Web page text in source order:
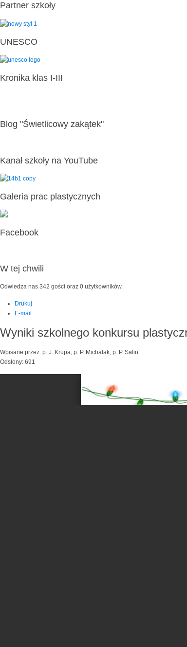
Partner szkoły
UNESCO
Kronika klas I-III
Blog "Świetlicowy zakątek"
Kanał szkoły na YouTube
Galeria prac plastycznych
Facebook
W tej chwili
Odwiedza nas 342 gości oraz 0 użytkowników.
Drukuj
E-mail
Wyniki szkolnego konkursu
Wpisane przez: p. J. Krupa, p. P. Michalak, p. P. Safin
Odsłony: 691